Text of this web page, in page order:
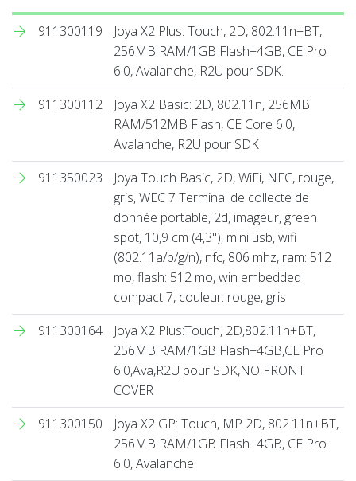
911300119
Joya X2 Plus: Touch, 2D, 802.11n+BT,
256MB RAM/1GB Flash+4GB, CE Pro
6.0, Avalanche, R2U pour SDK.
911300112
Joya X2 Basic: 2D, 802.11n, 256MB
RAM/512MB Flash, CE Core 6.0,
Avalanche, R2U pour SDK
911350023
Joya Touch Basic, 2D, WiFi, NFC, rouge,
gris, WEC 7 Terminal de collecte de
donnée portable, 2d, imageur, green
spot, 10,9 cm (4,3''), mini usb, wifi
(802.11a/b/g/n), nfc, 806 mhz, ram: 512
mo, flash: 512 mo, win embedded
compact 7, couleur: rouge, gris
911300164
Joya X2 Plus:Touch, 2D,802.11n+BT,
256MB RAM/1GB Flash+4GB,CE Pro
6.0,Ava,R2U pour SDK,NO FRONT
COVER
911300150
Joya X2 GP: Touch, MP 2D, 802.11n+BT,
256MB RAM/1GB Flash+4GB, CE Pro
6.0, Avalanche